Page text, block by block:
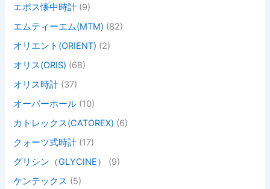
エポス懐中時計 (9)
エムティーエム(MTM) (82)
オリエント(ORIENT) (2)
オリス(ORIS) (68)
オリス時計 (37)
オーバーホール (10)
カトレックス(CATOREX) (6)
クォーツ式時計 (17)
グリシン（GLYCINE）
(9)
ケンテックス (5)